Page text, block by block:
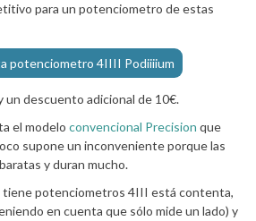
para un potenciometro de estas
potenciometro 4IIII Podiiiium
un descuento adicional de 10€.
el modelo convencional Precision que
supone un inconveniente porque las
y duran mucho.
tiene potenciometros 4III está contenta,
en cuenta que sólo mide un lado) y